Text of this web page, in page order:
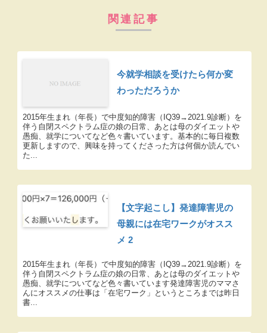
関連記事
今就学相談を受けたら何か変
わっただろうか
2015年生まれ（年長）で中度知的障害（IQ39→2021.9診断）を
伴う自閉スペクトラム症の娘の日常、あとは母のダイエットや
愚痴、就学についてなど色々書いています。基本的に毎日複数
更新しますので、興味を持ってくださった方は何個か読んでい
た...
【文字起こし】発達障害児の
母親には在宅ワークがオスス
メ 2
2015年生まれ（年長）で中度知的障害（IQ39→2021.9診断）を
伴う自閉スペクトラム症の娘の日常、あとは母のダイエットや
愚痴、就学についてなど色々書いています発達障害児のママさ
んにオススメの仕事は「在宅ワーク」というところまでは昨日
書...